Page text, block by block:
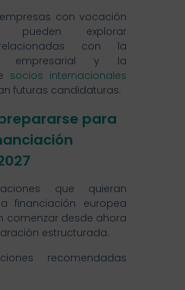
con vocación
pueden explorar
con la
empresarial y la
socios internacionales
futuras candidaturas.
para
que quieran
financiación europea
comenzar desde ahora
estructurada.
recomendadas